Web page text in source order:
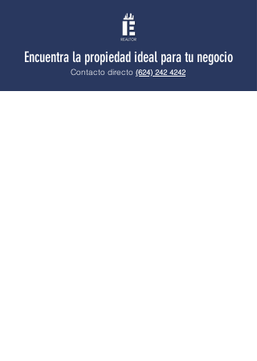
Encuentra la propiedad ideal para tu negocio
Contacto directo (624) 242 4242